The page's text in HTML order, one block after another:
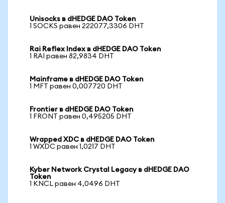
Unisocks в dHEDGE DAO Token
1 SOCKS равен 222077,3306 DHT
Rai Reflex Index в dHEDGE DAO Token
1 RAI равен 82,9834 DHT
Mainframe в dHEDGE DAO Token
1 MFT равен 0,007720 DHT
Frontier в dHEDGE DAO Token
1 FRONT равен 0,495205 DHT
Wrapped XDC в dHEDGE DAO Token
1 WXDC равен 1,0217 DHT
Kyber Network Crystal Legacy в dHEDGE DAO
Token
1 KNCL равен 4,0496 DHT